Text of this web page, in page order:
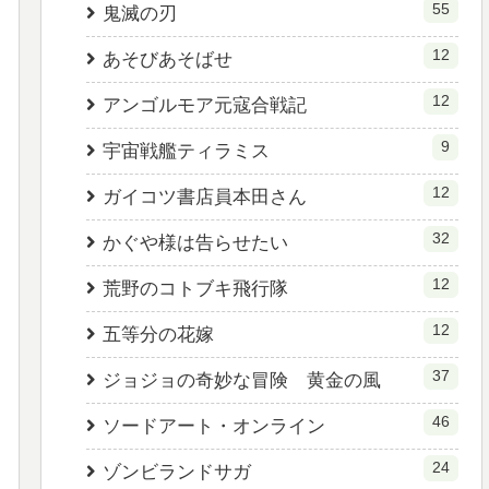
鬼滅の刃 55
あそびあそばせ 12
アンゴルモア元寇合戦記 12
宇宙戦艦ティラミス 9
ガイコツ書店員本田さん 12
かぐや様は告らせたい 32
荒野のコトブキ飛行隊 12
五等分の花嫁 12
ジョジョの奇妙な冒険 黄金の風 37
ソードアート・オンライン 46
ゾンビランドサガ 24